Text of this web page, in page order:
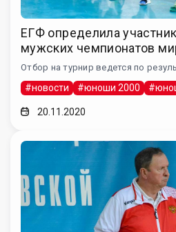
ЕГФ определила
мужских чемпионатов
Отбор на турнир ведется по
#новости #юноши 2000
20.11.2020